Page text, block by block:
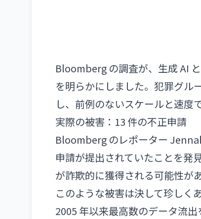
Bloomberg の調査が、生成 AI
を明らかにしました。犯罪グル
し、前例のないスケールと速度
実際の被害：13 件の不正申請
Bloomberg のレポーター
申請が提出されていたことを発
が詐欺的に獲得される可能性が
このような被害は決して珍し
2005 年以来最高数のデータ流